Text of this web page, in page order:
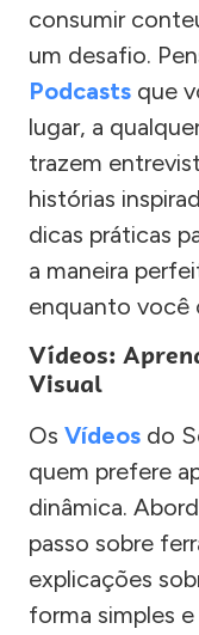
consumir
um desafio.
Podcasts que
lugar, a
trazem
histórias
dicas práticas
a maneira
enquanto você
Vídeos:
Visual
Os Vídeos do
quem prefere
dinâmica.
passo sobre
explicações
forma simples